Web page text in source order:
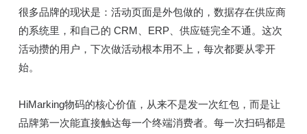
很多品牌的现状是：活动页面是外包做的，数据存在供应商
的系统里，和自己的 CRM、ERP、供应链完全不通。这次
活动攒的用户，下次做活动根本用不上，每次都要从零开
始。
HiMarking物码的核心价值，从来不是发一次红包，而是让
品牌第一次能直接触达每一个终端消费者。每一次扫码都是